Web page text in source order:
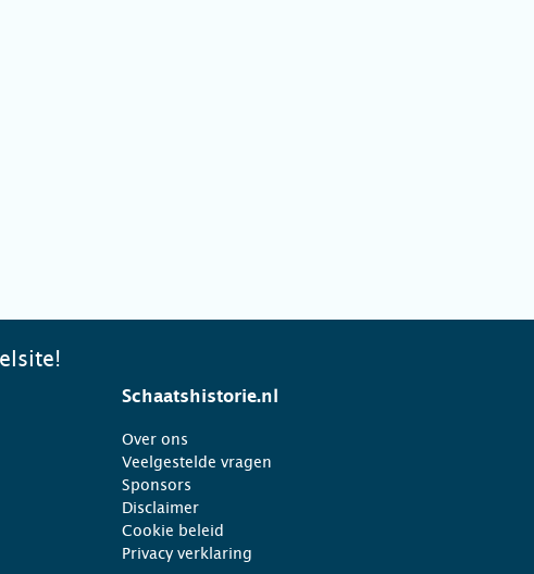
Schaatshistorie.nl
Over ons
Veelgestelde vragen
Sponsors
Disclaimer
Cookie beleid
Privacy verklaring